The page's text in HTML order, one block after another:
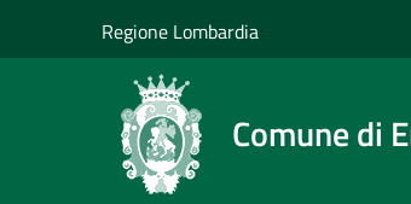
Regione Lombardia
Comune di